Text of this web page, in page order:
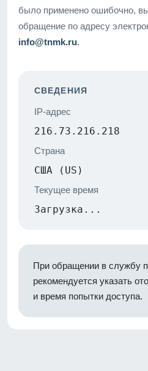
было применено ошибочно,
обращение по адресу
info@tnmk.ru.
СВЕДЕНИЯ
IP-адрес
216.73.216.218
Страна
США (US)
Текущее время
Загрузка...
При обращении в службу
рекомендуется указать
и время попытки доступа.